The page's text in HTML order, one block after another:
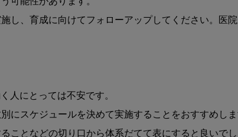
し、育成に向けてフォローアップしてください。医
人にとっては不安です。
にスケジュールを決めて実施することをおすすめし
ことなどの切り口から体系だてて表にすると良いでし